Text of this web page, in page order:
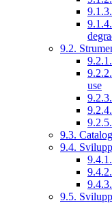
9.2.
use
9.3.
9.4.
9.5.